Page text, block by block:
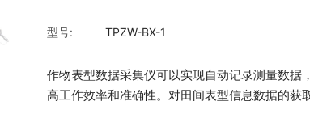
型号: TPZW-BX-1
作物表型数据采集仪可以实现自动记录测量数
高工作效率和准确性。对田间表型信息数据的